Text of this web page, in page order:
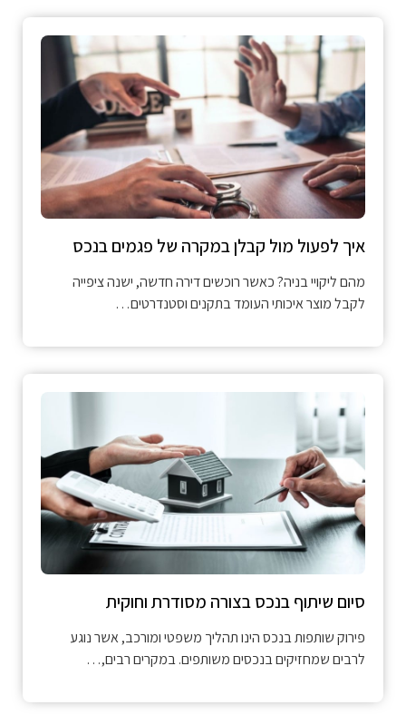
איך לפעול מול קבלן במקרה של פגמים בנכס
מהם ליקויי בניה? כאשר רוכשים דירה חדשה, ישנה ציפייה
לקבל מוצר איכותי העומד בתקנים וסטנדרטים…
סיום שיתוף בנכס בצורה מסודרת וחוקית
פירוק שותפות בנכס הינו תהליך משפטי ומורכב, אשר נוגע
לרבים שמחזיקים בנכסים משותפים. במקרים רבים,…